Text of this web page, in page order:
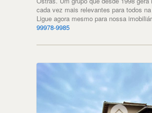
cada vez mais relevantes para todos
Ligue agora mesmo para nossa
99978-9985